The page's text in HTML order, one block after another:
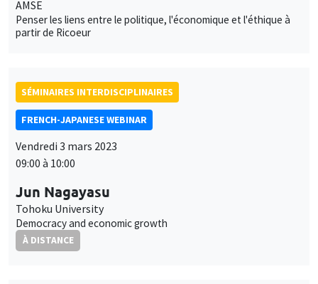
AMSE
Penser les liens entre le politique, l'économique et l'éthique à
partir de Ricoeur
SÉMINAIRES INTERDISCIPLINAIRES
FRENCH-JAPANESE WEBINAR
Vendredi 3 mars 2023
09:00 à 10:00
Jun Nagayasu
Tohoku University
Democracy and economic growth
À DISTANCE